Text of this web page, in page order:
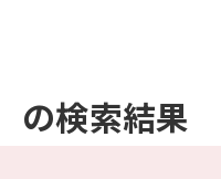
未来大のデータサイエ
ンス
の検索結果